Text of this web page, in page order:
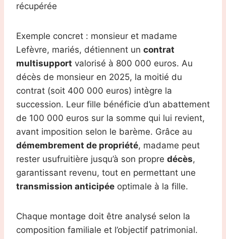
récupérée
Exemple concret : monsieur et madame
Lefèvre, mariés, détiennent un contrat
multisupport valorisé à 800 000 euros. Au
décès de monsieur en 2025, la moitié du
contrat (soit 400 000 euros) intègre la
succession. Leur fille bénéficie d’un abattement
de 100 000 euros sur la somme qui lui revient,
avant imposition selon le barème. Grâce au
démembrement de propriété, madame peut
rester usufruitière jusqu’à son propre décès,
garantissant revenu, tout en permettant une
transmission anticipée optimale à la fille.
Chaque montage doit être analysé selon la
composition familiale et l’objectif patrimonial.